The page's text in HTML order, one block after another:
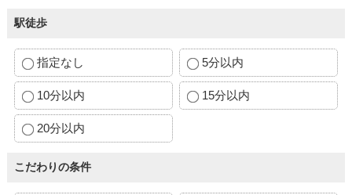
駅徒歩
指定なし 5分以内
10分以内 15分以内
20分以内
こだわりの条件